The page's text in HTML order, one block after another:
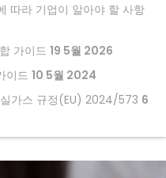
따라 기업이 알아야 할 사항
가이드 19 5월 2026
이드 10 5월 2024
가스 규정(EU) 2024/573 6